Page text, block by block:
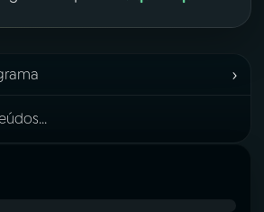
›